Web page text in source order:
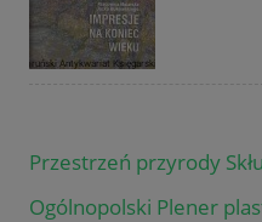
Przestrzeń przyrody
Ogólnopolski Plener